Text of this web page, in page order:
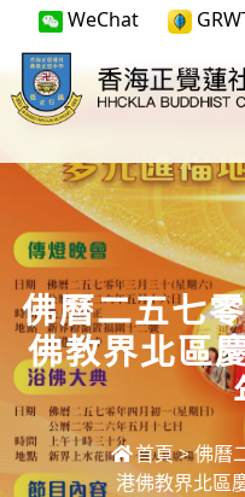
WeChat
佛曆二五七
佛教界北區
首頁>佛曆
港佛教界北區